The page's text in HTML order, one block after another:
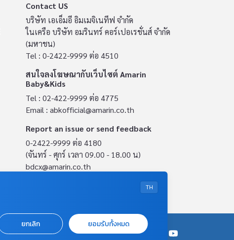
Contact US
บริษัท เอเอ็มอี อิมเมจิเนทีฟ จำกัด
ในเครือ บริษัท อมรินทร์ คอร์เปอเรชั่นส์ จำกัด
(มหาชน)
Tel : 0-2422-9999 ต่อ 4510
สนใจลงโฆษณากับเว็บไซต์ Amarin
Baby&Kids
Tel : 02-422-9999 ต่อ 4775
Email : abkofficial@amarin.co.th
Report an issue or send feedback
0-2422-9999 ต่อ 4180
(จันทร์ - ศุกร์ เวลา 09.00 - 18.00 น)
bdcx@amarin.co.th
OUR SOCIALS
TH
ยกเลิก ยอมรับทั้งหมด